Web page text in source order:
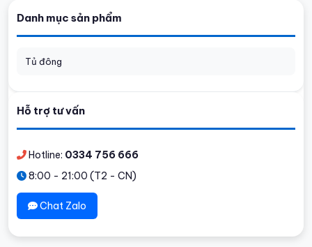
Danh mục sản phẩm
Tủ đông
Hỗ trợ tư vấn
Hotline: 0334 756 666
8:00 - 21:00 (T2 - CN)
Chat Zalo